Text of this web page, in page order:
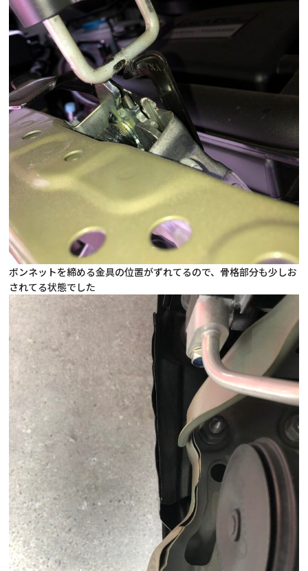
ボンネットを締める金具の位置がずれてるので、骨格部分も少しお
されてる状態でした